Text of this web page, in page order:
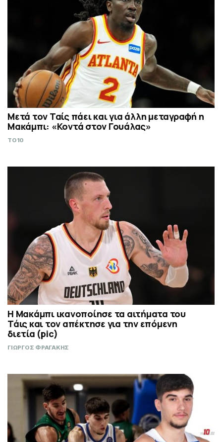
Μετά τον Ταίς πάει και για άλλη μεταγραφή η
Μακάμπι: «Κοντά στον Γουάλας»
TO10
Η Μακάμπι ικανοποίησε τα αιτήματα του
Τάις και τον απέκτησε για την επόμενη
διετία (pic)
ΓΙΩΡΓΟΣ ΦΡΑΓΑΚΗΣ